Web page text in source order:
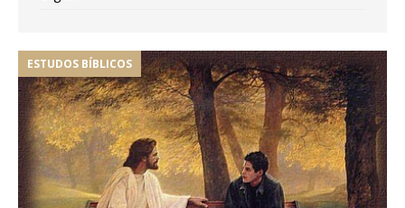
ESTUDOS BÍBLICOS